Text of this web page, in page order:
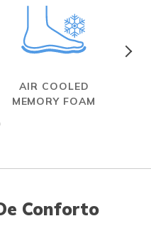
AIR COOLED
MEMORY FOAM
Conforto